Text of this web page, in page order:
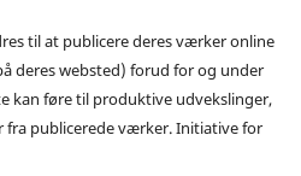
til at publicere deres værker online
deres websted) forud for og under
kan føre til produktive udvekslinger,
publicerede værker. Initiative for